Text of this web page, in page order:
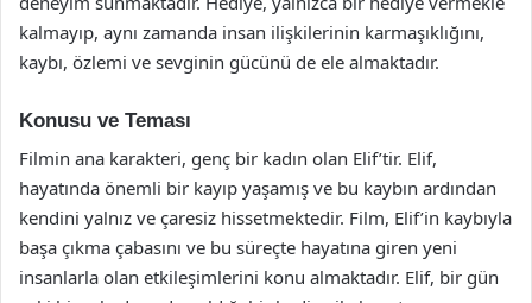
kalmayıp, aynı zamanda insan ilişkilerinin karmaşıklığını,
kaybı, özlemi ve sevginin gücünü de ele almaktadır.
Konusu ve Teması
Filmin ana karakteri, genç bir kadın olan Elif’tir. Elif,
hayatında önemli bir kayıp yaşamış ve bu kaybın ardından
kendini yalnız ve çaresiz hissetmektedir. Film, Elif’in kaybıyla
başa çıkma çabasını ve bu süreçte hayatına giren yeni
insanlarla olan etkileşimlerini konu almaktadır. Elif, bir gün